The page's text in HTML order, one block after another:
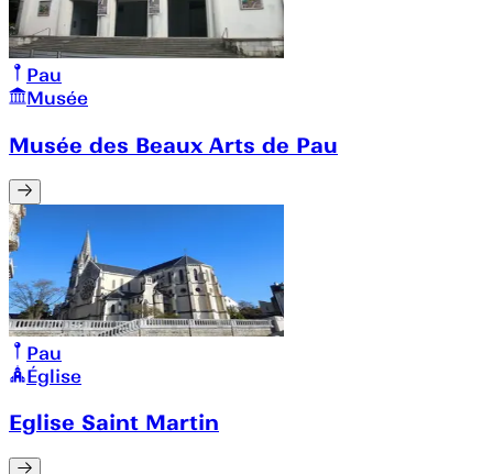
Pau
Musée
Musée des Beaux Arts de Pau
Pau
Église
Eglise Saint Martin